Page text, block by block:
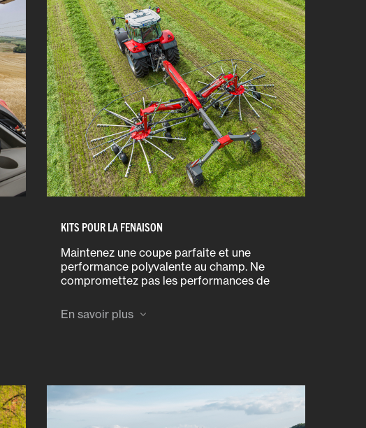
KITS POUR LA FENAISON
Maintenez une coupe parfaite et une
performance polyvalente au champ. Ne
compromettez pas les performances de
uniquement des pièces de rechange et des
kits d’accessoires d’origine
En savoir plus